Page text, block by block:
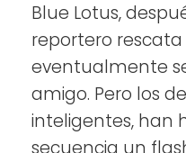
Blue Lotus,
reportero
eventualmente
amigo. Pero los
inteligentes, han
secuencia un